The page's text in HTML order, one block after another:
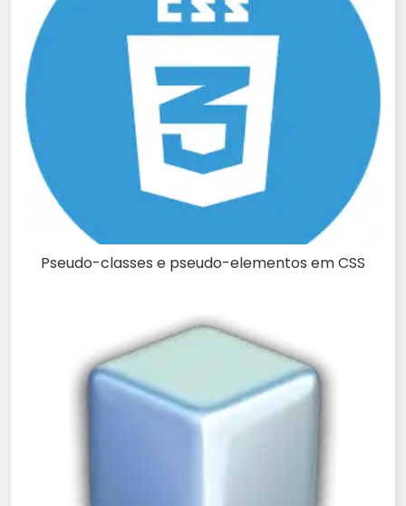
Pseudo-classes e pseudo-elementos em CSS